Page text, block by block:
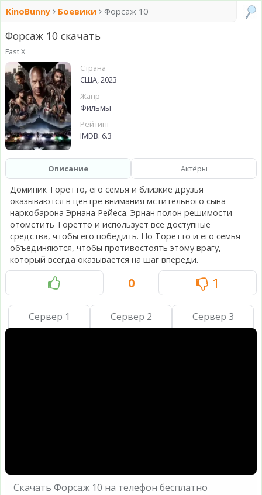
KinoBunny Боевики Форсаж 10
Форсаж 10 скачать
Fast X
Страна
США, 2023
Жанр
Фильмы
Рейтинг
IMDB: 6.3
Описание Актёры
Доминик Торетто, его семья и близкие друзья
оказываются в центре внимания мстительного сына
наркобарона Эрнана Рейеса. Эрнан полон решимости
отомстить Торетто и использует все доступные
средства, чтобы его победить. Но Торетто и его семья
объединяются, чтобы противостоять этому врагу,
который всегда оказывается на шаг впереди.
0 1
Сервер 1 Сервер 2 Сервер 3
Скачать Форсаж 10 на телефон бесплатно